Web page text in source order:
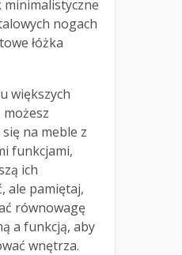
nogach
łóżka
większych
na meble z
funkcjami,
ich
ale pamiętaj,
równowagę
a funkcją, aby
wnętrza.